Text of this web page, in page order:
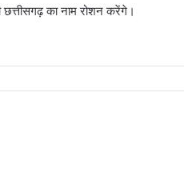
छत्तीसगढ़ का नाम रोशन करेंगे।